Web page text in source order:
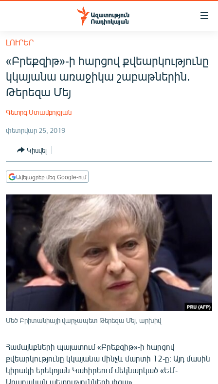
Մատչելիության
հիմնական
բովանդակությանը
Անցնել
հիմնական
մենյուին
ՀԱՅԱՍՏԱՆ
ՔԱՂԱՔԱԿԱՆ
ՏՆՏԵՍՈՒԹՅՈՒՆ
ՂԱՐԱԲԱՂ
ՏԱՐԱԾԱՇՐՋԱՆ
ՄԻՋԱԶԳԱՅԻՆ
ՄՇԱԿՈՒՅԹ
ՍՊՈՐՏ
ՄԵԿՆԱԲԱՆՈՒԹՅՈՒՆ
ՏԵՍԱՆՅՈՒԹԵՐ
ԲԱՆԱՎԵՃ
ԼՈՒՐԵՐ
«Բրեքզիթ»-ի հարցով քվեարկությունը
կկայանա առաջիկա շաբաթներին.
Թերեզա Մեյ
Գեւորգ Ստամբոլցյան
փետրվար 25, 2019
Կիսվել
Ավելացրեք մեզ Google-ում
Մեծ Բրիտանիայի վարչապետ Թերեզա Մեյ, արխիվ
Համայնքների պալատում «Բրեքզիթ»-ի հարցով
քվեարկությունը կկայանա մինչև մարտի 12-ը։ Այդ մասին
կիրակի երեկոյան Կահիրեում մեկնարկած «ԵՄ-
Արաբական պետությունների լիգա»